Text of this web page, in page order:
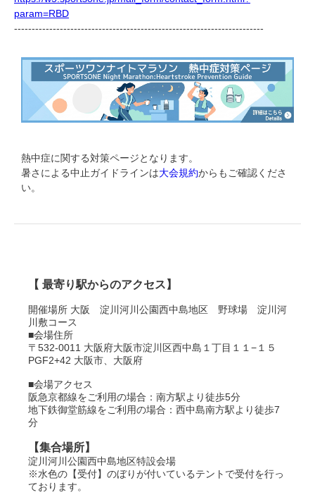
param=RBD
-----------------------------------------------------------------------
熱中症に関する対策ページとなります。
暑さによる中止ガイドラインは大会規約からもご確認くださ
い。
【 最寄り駅からのアクセス】
開催場所 大阪 淀川河川公園西中島地区 野球場 淀川河
川敷コース
■会場住所
〒532-0011 大阪府大阪市淀川区西中島１丁目１１−１５
PGF2+42 大阪市、大阪府
■会場アクセス
阪急京都線をご利用の場合：南方駅より徒歩5分
地下鉄御堂筋線をご利用の場合：西中島南方駅より徒歩7
分
【集合場所】
淀川河川公園西中島地区特設会場
※水色の【受付】のぼりが付いているテントで受付を行っ
ております。